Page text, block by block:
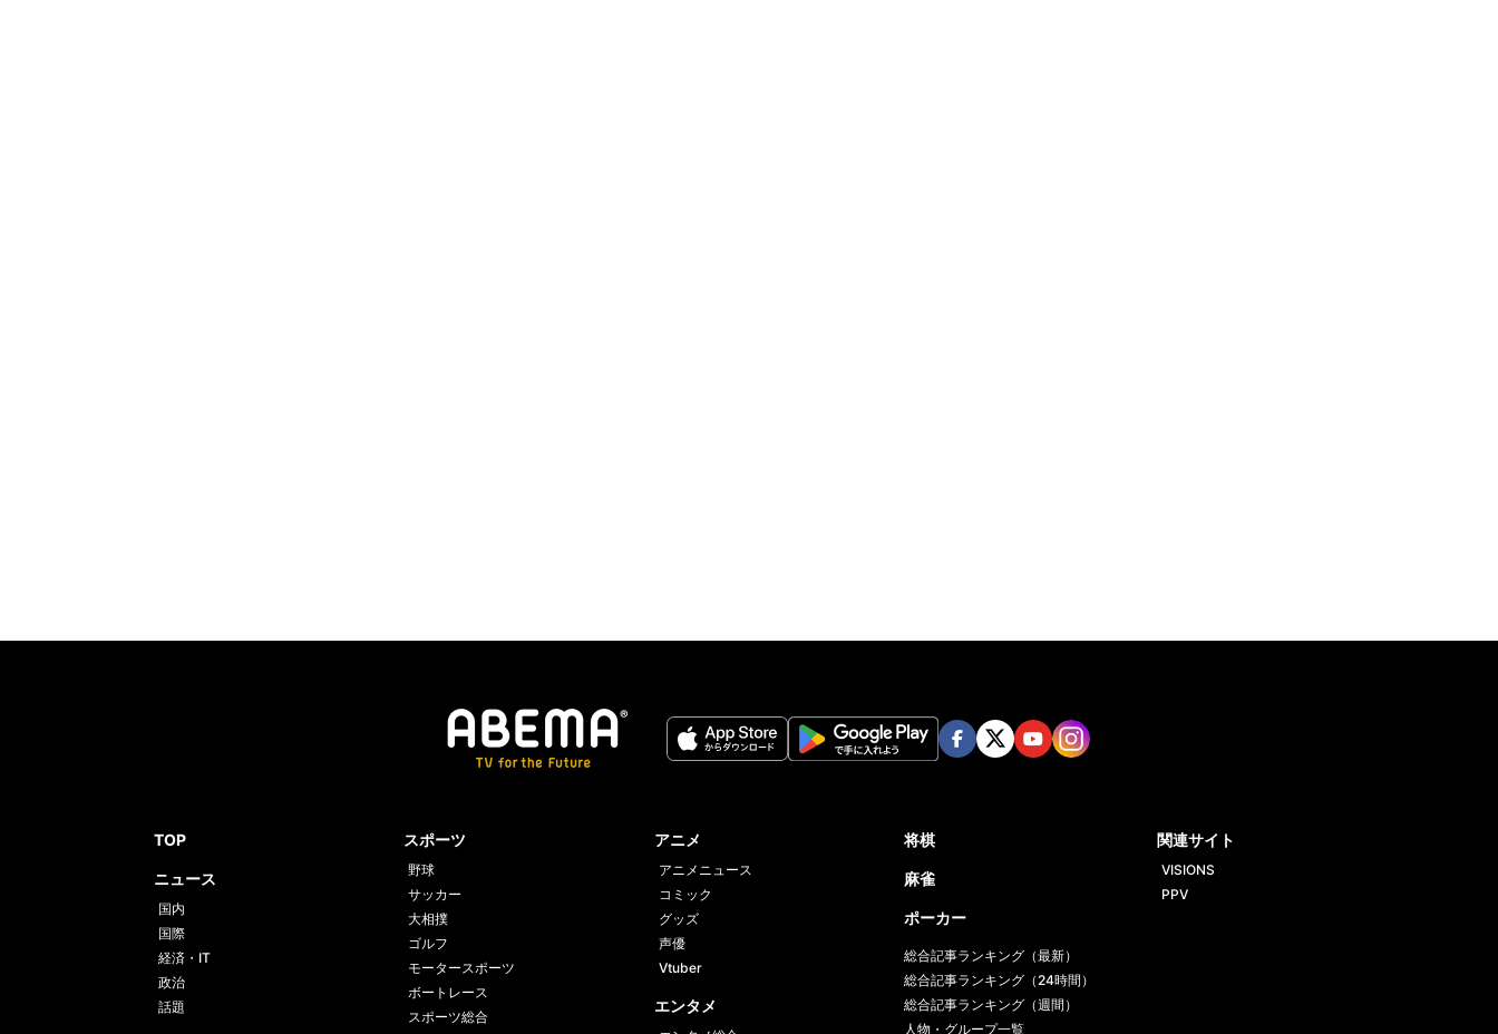
TOP
ニュース
国内
国際
経済・IT
政治
話題
スポーツ
野球
サッカー
大相撲
ゴルフ
モータースポーツ
ボートレース
スポーツ総合
アニメ
アニメニュース
コミック
グッズ
声優
Vtuber
エンタメ
将棋
麻雀
ポーカー
総合記事ランキング（最新）
総合記事ランキング（24時間）
総合記事ランキング（週間）
人物・グループ一覧
関連サイト
VISIONS
PPV